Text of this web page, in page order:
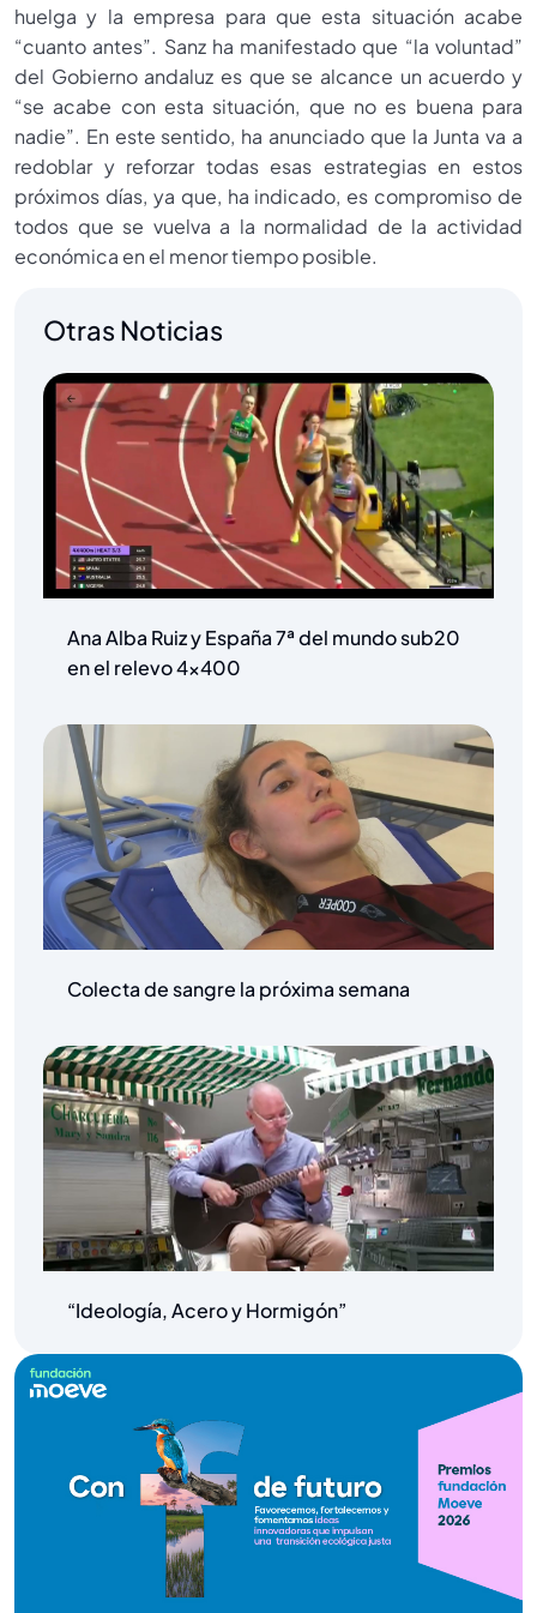
huelga y la empresa para que esta situación acabe
“cuanto antes”. Sanz ha manifestado que “la voluntad”
del Gobierno andaluz es que se alcance un acuerdo y
“se acabe con esta situación, que no es buena para
nadie”. En este sentido, ha anunciado que la Junta va a
redoblar y reforzar todas esas estrategias en estos
próximos días, ya que, ha indicado, es compromiso de
todos que se vuelva a la normalidad de la actividad
económica en el menor tiempo posible.
Otras Noticias
Ana Alba Ruiz y España 7ª del mundo sub20
en el relevo 4×400
Colecta de sangre la próxima semana
“Ideología, Acero y Hormigón”